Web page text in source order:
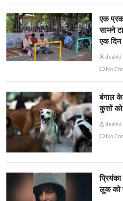
एक
सामने
एक दिन
No
बंगाल
कुत्तों
No
लुक को